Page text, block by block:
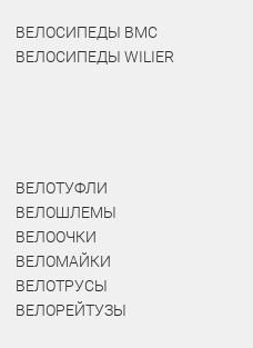
ВЕЛОСИПЕДЫ BMC
ВЕЛОСИПЕДЫ WILIER
ВЕЛОТУФЛИ
ВЕЛОШЛЕМЫ
ВЕЛООЧКИ
ВЕЛОМАЙКИ
ВЕЛОТРУСЫ
ВЕЛОРЕЙТУЗЫ